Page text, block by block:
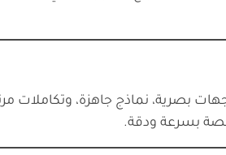
بصرية، نماذج جاهزة، وتكاملات
بسرعة ودقة.